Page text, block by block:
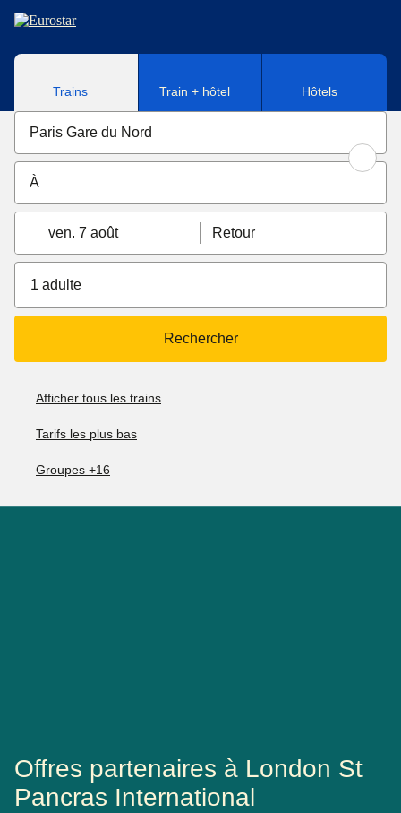
Aller au contenu principal
Trains Train + hôtel Hôtels
ven. 7 août Retour
1 adulte
Rechercher
Afficher tous les trains
Tarifs les plus bas
Groupes +16
Offres partenaires à London St
Pancras International